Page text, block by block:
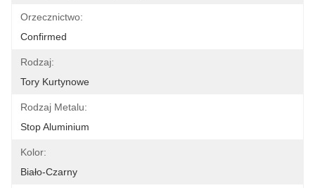
Orzecznictwo:
Confirmed
Rodzaj:
Tory Kurtynowe
Rodzaj Metalu:
Stop Aluminium
Kolor:
Biało-Czarny